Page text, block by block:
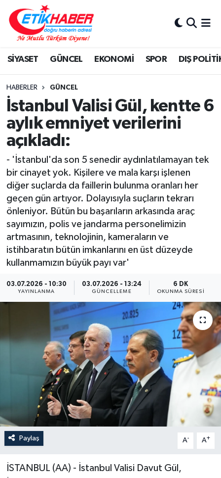
SİYASET GÜNCEL EKONOMİ SPOR DIŞ
HABERLER GÜNCEL
İstanbul Valisi Gül, kentte 6
aylık emniyet verilerini
açıkladı:
- 'İstanbul'da son 5 senedir aydınlatılamayan tek
bir cinayet yok. Kişilere ve mala karşı işlenen
diğer suçlarda da faillerin bulunma oranları her
geçen gün artıyor. Dolayısıyla suçların tekrarı
önleniyor. Bütün bu başarıların arkasında araç
sayımızın, polis ve jandarma personelimizin
artmasının, teknolojinin, kameraların ve
istihbaratın bütün imkanlarını en üst düzeyde
kullanmamızın büyük payı var'
03.07.2026 - 10:30
YAYINLANMA
03.07.2026 - 13:24
GÜNCELLEME
6 DK
OKUNMA SÜRESI
Paylaş A- A+
İSTANBUL (AA) - İstanbul Valisi Davut Gül,
BİLİM-TEKNOLOJİ
DIŞ POLİTİKA
DÜNYA
EĞİTİM GENÇLİK
EKONOMİ
KÖŞE YAZILARI
KÜLTÜR-SANAT-MAGAZİN
MEDYA
ÖZEL HABER
RÖPORTAJLAR
SAĞLIK
SİYASET
GÜNCEL
SPOR
YAŞAM
Yerel
Nöbetçi Eczaneler
Hava Durumu
İstanbul Namaz Vakitleri
Trafik Durumu
Süper Lig Puan Durumu ve Fikstür
Tüm Manşetler
Son Dakika Haberleri
Haber Arşivi